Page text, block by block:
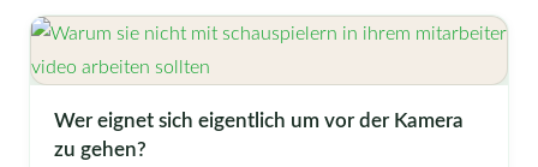
Wer eignet sich eigentlich um vor der Kamera
zu gehen?